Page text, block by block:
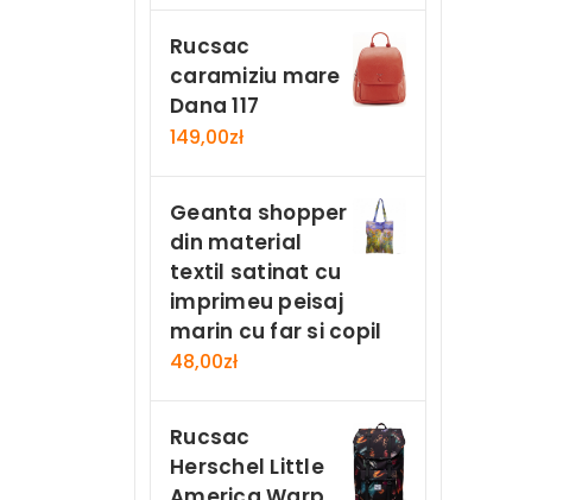
Rucsac
caramiziu mare
Dana 117
149,00zł
Geanta shopper
din material
textil satinat cu
imprimeu peisaj
marin cu far si copil
48,00zł
Rucsac
Herschel Little